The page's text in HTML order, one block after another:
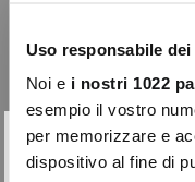
Uso responsabile dei
Noi e i nostri 1022
esempio il vostro
per memorizzare e
dispositivo al fine di
print inspired by
Price
reduced
from
€79.00to €55.30
-70%